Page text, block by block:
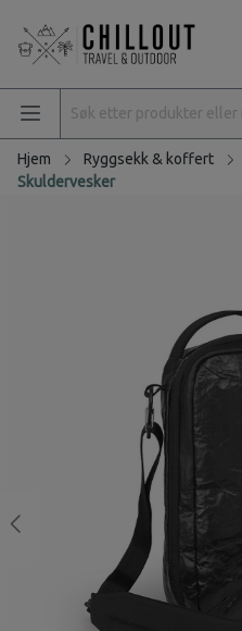
Hjem Ryggsekk & koffert
Skuldervesker